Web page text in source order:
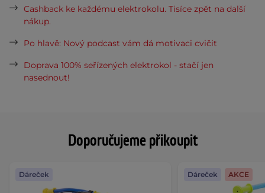
Doporučujeme přikoupit
Dáreček Dáreček AKCE
Cashback ke každému elektrokolu. Tisíce zpět na další
nákup.
Po hlavě: Nový podcast vám dá motivaci cvičit
Doprava 100% seřízených elektrokol - stačí jen
nasednout!